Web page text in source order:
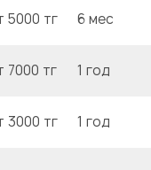
5000 тг 6 мес
7000 тг 1 год
3000 тг 1 год